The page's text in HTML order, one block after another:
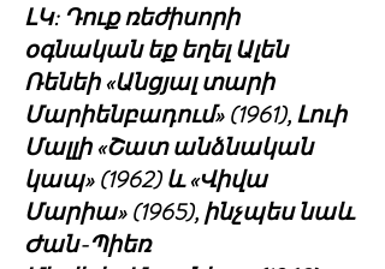
ԼԿ: Դուք ռեժիսորի
օգնական եք եղել Ալեն
Ռենեի «Անցյալ տարի
Մարիենբադում» (1961), Լուի
Մալլի «Շատ անձնական
կապ» (1962) և «Վիվա
Մարիա» (1965), ինչպես նաև
Ժան-Պիեռ